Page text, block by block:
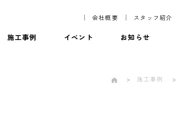
会社概要 スタッフ紹介
施工事例 イベント お知らせ
施工事例